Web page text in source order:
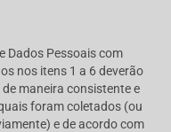
Dados Pessoais com
nos itens 1 a 6 deverão
maneira consistente e
foram coletados (ou
e de acordo com